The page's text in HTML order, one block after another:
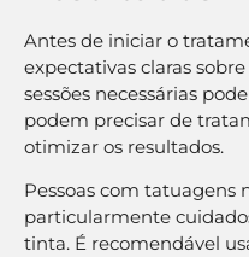
Antes de iniciar o
expectativas claras
sessões necessárias
podem precisar de
otimizar os resultados.
Pessoas com tatuagens
particularmente
tinta. É recomendável